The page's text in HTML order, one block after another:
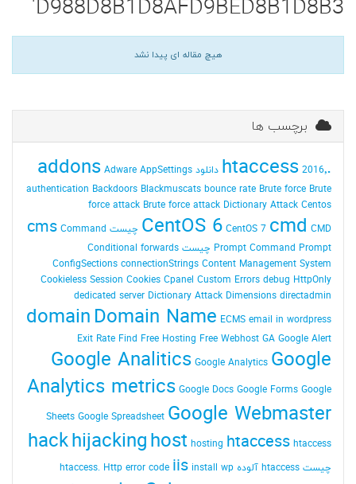
D988D8B1D8AFD9BED8B1D8B3'
هیچ مقاله ای پیدا نشد
برچسب ها
.htaccess2016٬ دانلود addons Adware AppSettings
authentication Backdoors Blackmuscats bounce rate Brute force Brute
force attack Brute force attack Dictionary Attack Centos
CentOS 6 CentOS 7 cmd CMD چیست cms Command
Prompt Command Prompt چیست
Conditional forwards
ConfigSections connectionStrings Content Management System
Cookieless Session Cookies Cpanel Custom Errors debug HttpOnly
dedicated server Dictionary Attack Dimensions directadmin
domain Domain Name ECMS email in wordpress
Exit Rate Find Free Hosting Free Webhost GA Google Alert
Google Analitics Google Analytics Google
Analytics metrics Google Docs Google Forms Google
Sheets Google Spreadsheet Google Webmaster
hackhijackinghost hosting htaccess htaccess
چیست htaccess آلوده htaccess. Http error code iis install wp